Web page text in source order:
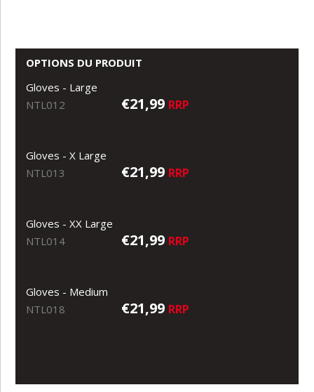
OPTIONS DU PRODUIT
Gloves - Large
NTL012
€21,99 RRP
Gloves - X Large
NTL013
€21,99 RRP
Gloves - XX Large
NTL014
€21,99 RRP
Gloves - Medium
NTL018
€21,99 RRP